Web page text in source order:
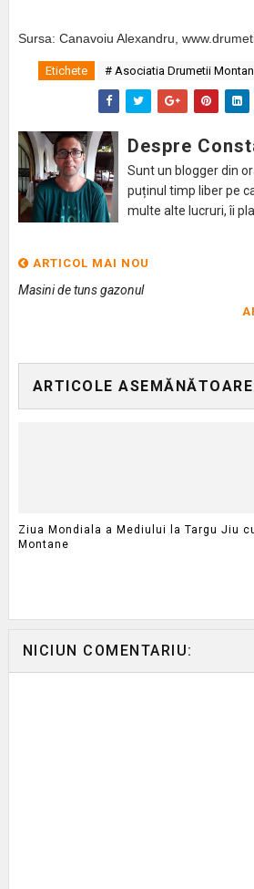
Sursa: Canavoiu Alexandru,
Etichete # Asociatia Drumetii
Despre
Sunt un blogger din
puținul timp liber pe
multe alte lucruri, îi
ARTICOL MAI NOU
Masini de tuns gazonul
ARTICOLE
Ziua Mondiala a Mediului la Targu Jiu
Montane
NICIUN COMENTARIU: